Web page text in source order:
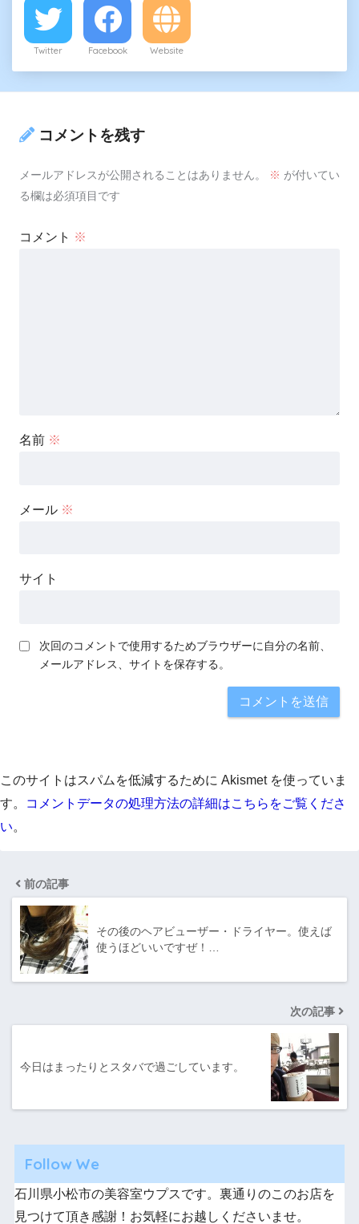
Twitter Facebook Website
コメントを残す
メールアドレスが公開されることはありません。 ※ が付いてい
る欄は必須項目です
コメント ※
名前 ※
メール ※
サイト
次回のコメントで使用するためブラウザーに自分の名前、
メールアドレス、サイトを保存する。
このサイトはスパムを低減するために Akismet を使っていま
す。
コメントデータの処理方法の詳細はこちらをご覧くださ
い。
前の記事
その後のヘアビューザー・ドライヤー。使えば
使うほどいいですぜ！…
次の記事
今日はまったりとスタバで過ごしています。
Follow We
石川県小松市の美容室ウプスです。裏通りのこのお店を
見つけて頂き感謝！お気軽にお越しくださいませ。